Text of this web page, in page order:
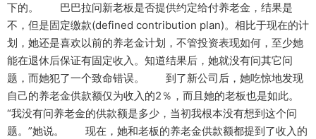
下的。 巴巴拉问新老板是否提供约定给付养老金，结果是
不，但是固定缴款(defined contribution plan)。相比于现在的计
划，她还是喜欢以前的养老金计划，不管投资表现如何，至少她
能在退休后保证有固定收入。知道结果后，她就没有问其它问
题，而她犯了一个致命错误。 到了新公司后，她吃惊地发现
自己的养老金供款额仅为收入的2％，而且她的老板也是如此。
“我没有问养老金的供款额是多少，当初我根本没有想到这个问
题。”她说。 现在，她和老板的养老金供款额都提到了收入的